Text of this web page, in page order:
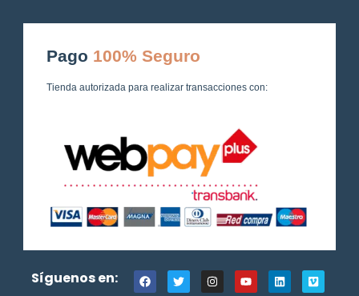
Pago 100% Seguro
Tienda autorizada para realizar transacciones con:
Síguenos en:
F
a
T
w
I
n
Y
o
L
i
V
i